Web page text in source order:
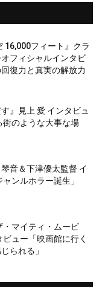
16,000フィート』クラ
フィシャルインタビ
復力と真実の解放力
』見上 愛 インタビュ
街のような大事な場
音＆下津優太監督 イ
ンルホラー誕生」
・マイティ・ムービ
ュー「映画館に行く
られる」